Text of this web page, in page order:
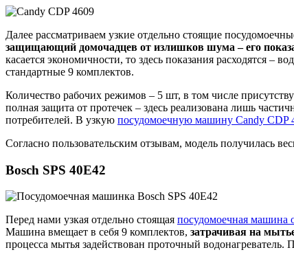
Далее рассматриваем узкие отдельно стоящие
защищающий домочадцев от излишков шума – его
касается экономичности, то здесь показания расходятся –
стандартные 9 комплектов.
Количество рабочих режимов – 5 шт, в том числе
полная защита от протечек – здесь реализована лишь
потребителей. В узкую посудомоечную машину Candy CDP
Согласно пользовательским отзывам, модель получилась
Bosch SPS 40E42
Перед нами узкая отдельно стоящая посудомоечная машина
Машина вмещает в себя 9 комплектов, затрачивая на
процесса мытья задействован проточный водонагреватель.